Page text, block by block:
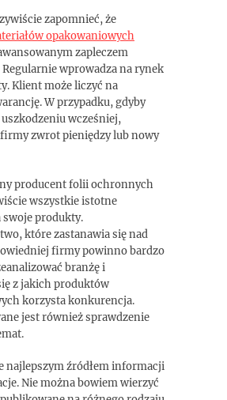
zapomnieć, że
opakowaniowych
zapleczem
wprowadza na rynek
Klient może liczyć na
W przypadku, gdyby
wcześniej,
zwrot pieniędzy lub nowy
producent folii ochronnych
wszystkie istotne
produkty.
które zastanawia się nad
firmy powinno bardzo
branżę i
z jakich produktów
korzysta konkurencja.
jest również sprawdzenie
najlepszym źródłem informacji
Nie można bowiem wierzyć